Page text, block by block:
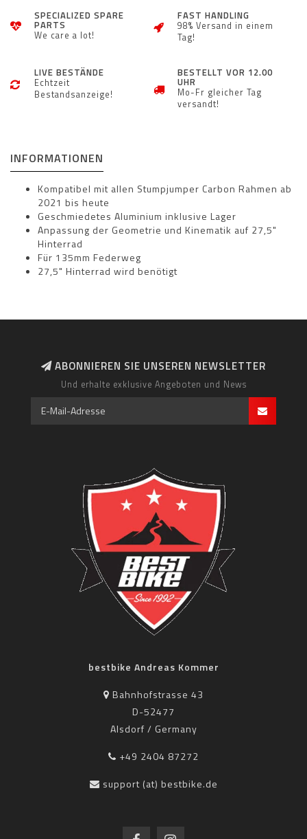
SPECIALIZED SPARE
PARTS
We care a lot!
FAST HANDLING
98% Versand in einem
Tag!
LIVE BESTÄNDE
Echtzeit
Bestandsanzeige!
BESTELLT VOR 12.00
UHR
Mo-Fr gleicher Tag
versandt!
INFORMATIONEN
Kompatibel mit allen Stumpjumper Carbon Rahmen ab
2021 bis heute
Geschmiedetes Aluminium inklusive Lager
Anpassung der Geometrie und Kinematik auf 27,5"
Hinterrad
Für 135mm Federweg
27,5" Hinterrad wird benötigt
ABONNIEREN SIE UNSEREN NEWSLETTER
Und erhalte exklusive Angeboten und News
bestbike Andreas Kommer
Bahnhofstrasse 43
D-52477
Alsdorf / Germany
+49 2404 87272
support (at) bestbike.de